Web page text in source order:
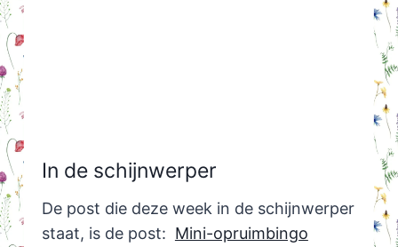
In de schijnwerper
De post die deze week in de schijnwerper
staat, is de post: Mini-opruimbingo